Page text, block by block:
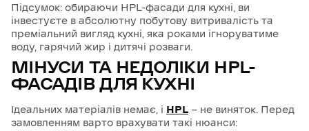
Підсумок: обираючи HPL-фасади для кухні, ви
інвестуєте в абсолютну побутову витривалість та
преміальний вигляд кухні, яка роками ігноруватиме
воду, гарячий жир і дитячі розваги.
МІНУСИ ТА НЕДОЛІКИ HPL-
ФАСАДІВ ДЛЯ КУХНІ
Ідеальних матеріалів немає, і HPL — не виняток. Перед
замовленням варто врахувати такі нюанси: